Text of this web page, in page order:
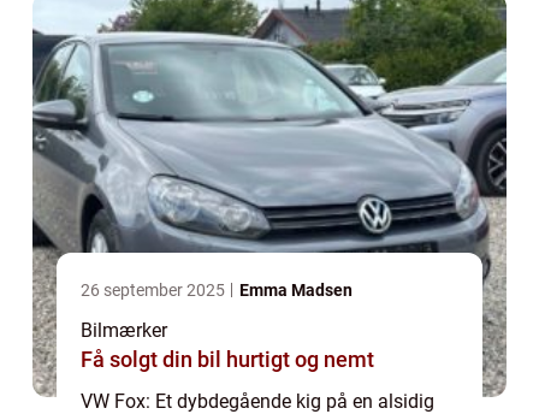
26 september 2025 Emma Madsen
Bilmærker
Få solgt din bil hurtigt og nemt
VW Fox: Et dybdegående kig på en alsidig